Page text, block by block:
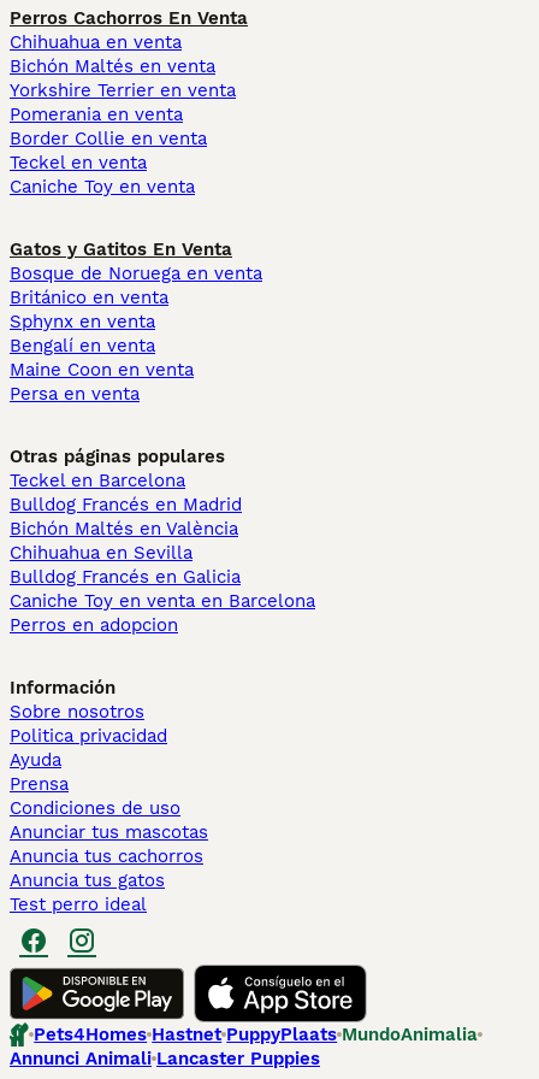
Perros Cachorros En Venta
Chihuahua en venta
Bichón Maltés en venta
Yorkshire Terrier en venta
Pomerania en venta
Border Collie en venta
Teckel en venta
Caniche Toy en venta
Gatos y Gatitos En Venta
Bosque de Noruega en venta
Británico en venta
Sphynx en venta
Bengalí en venta
Maine Coon en venta
Persa en venta
Otras páginas populares
Teckel en Barcelona
Bulldog Francés en Madrid
Bichón Maltés en València
Chihuahua en Sevilla
Bulldog Francés en Galicia
Caniche Toy en venta en Barcelona
Perros en adopcion
Información
Sobre nosotros
Politica privacidad
Ayuda
Prensa
Condiciones de uso
Anunciar tus mascotas
Anuncia tus cachorros
Anuncia tus gatos
Test perro ideal
Pets4Homes Hastnet PuppyPlaats MundoAnimalia
Annunci Animali Lancaster Puppies